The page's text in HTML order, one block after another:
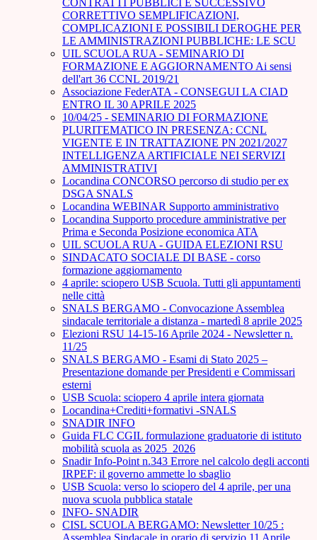
CONTRATTI PUBBLICI E SUCCESSIVO
CORRETTIVO SEMPLIFICAZIONI,
COMPLICAZIONI E POSSIBILI DEROGHE PER
LE AMMINISTRAZIONI PUBBLICHE: LE SCU
UIL SCUOLA RUA - SEMINARIO DI
FORMAZIONE E AGGIORNAMENTO Ai sensi
dell'art 36 CCNL 2019/21
Associazione FederATA - CONSEGUI LA CIAD
ENTRO IL 30 APRILE 2025
10/04/25 - SEMINARIO DI FORMAZIONE
PLURITEMATICO IN PRESENZA: CCNL
VIGENTE E IN TRATTAZIONE PN 2021/2027
INTELLIGENZA ARTIFICIALE NEI SERVIZI
AMMINISTRATIVI
Locandina CONCORSO percorso di studio per ex
DSGA SNALS
Locandina WEBINAR Supporto amministrativo
Locandina Supporto procedure amministrative per
Prima e Seconda Posizione economica ATA
UIL SCUOLA RUA - GUIDA ELEZIONI RSU
SINDACATO SOCIALE DI BASE - corso
formazione aggiornamento
4 aprile: sciopero USB Scuola. Tutti gli appuntamenti
nelle città
SNALS BERGAMO - Convocazione Assemblea
sindacale territoriale a distanza - martedì 8 aprile 2025
Elezioni RSU 14-15-16 Aprile 2024 - Newsletter n.
11/25
SNALS BERGAMO - Esami di Stato 2025 –
Presentazione domande per Presidenti e Commissari
esterni
USB Scuola: sciopero 4 aprile intera giornata
Locandina+Crediti+formativi -SNALS
SNADIR INFO
Guida FLC CGIL formulazione graduatorie di istituto
mobilità scuola as 2025_2026
Snadir Info-Point n.343 Errore nel calcolo degli acconti
IRPEF: il governo ammette lo sbaglio
USB Scuola: verso lo sciopero del 4 aprile, per una
nuova scuola pubblica statale
INFO- SNADIR
CISL SCUOLA BERGAMO: Newsletter 10/25 :